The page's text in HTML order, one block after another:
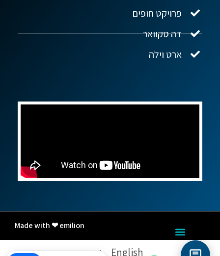
פרויקט חופים
דה סקוואר
ארט וילה
Made with ❤ emilion
English עברית
שלום! איך אפשר לעזור?